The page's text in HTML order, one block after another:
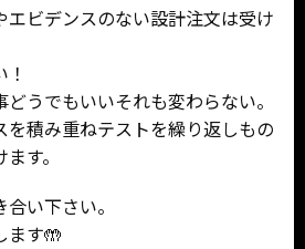
エビデンスのない設計注文は受け
うでもいいそれも変わらない。
を積み重ねテストを繰り返しもの
す。
い下さい。
ます🤲